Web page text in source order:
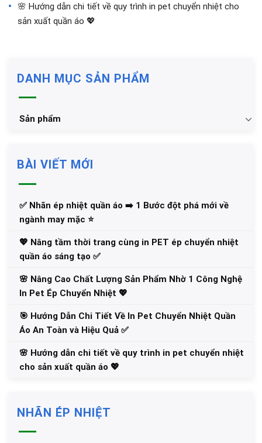
🌸 Hướng dẫn chi tiết về quy trình in pet chuyển nhiệt cho
sản xuất quần áo 💖
DANH MỤC SẢN PHẨM
Sản phẩm
BÀI VIẾT MỚI
✅‪ Nhãn ép nhiệt quần áo ➡️ 1 Bước đột phá mới về
ngành may mặc ⭐️
💖 Nâng tầm thời trang cùng in PET ép chuyển nhiệt
quần áo sáng tạo ✅
🌸 Nâng Cao Chất Lượng Sản Phẩm Nhờ 1 Công Nghệ
In Pet Ép Chuyển Nhiệt 💖
🎯 Hướng Dẫn Chi Tiết Về In Pet Chuyển Nhiệt Quần
Áo An Toàn và Hiệu Quả ✅
🌸 Hướng dẫn chi tiết về quy trình in pet chuyển nhiệt
cho sản xuất quần áo 💖
NHÃN ÉP NHIỆT